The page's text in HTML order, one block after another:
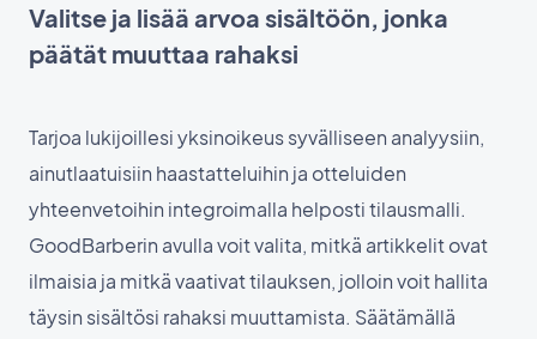
Valitse ja lisää arvoa sisältöön, jonka
päätät muuttaa rahaksi
Tarjoa lukijoillesi yksinoikeus syvälliseen analyysiin,
ainutlaatuisiin haastatteluihin ja otteluiden
yhteenvetoihin integroimalla helposti tilausmalli.
GoodBarberin avulla voit valita, mitkä artikkelit ovat
ilmaisia ja mitkä vaativat tilauksen, jolloin voit hallita
täysin sisältösi rahaksi muuttamista. Säätämällä